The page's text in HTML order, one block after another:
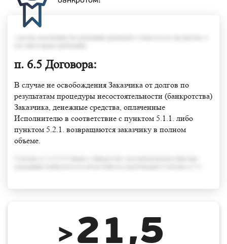
п. 6.5 Договора:
В случае не освобождения Заказчика от долгов по
результатам процедуры несостоятельности (банкротства)
Заказчика, денежные средства, оплаченные
Исполнителю в соответствие с пунктом 5.1.1. либо
пунктом 5.2.1. возвращаются заказчику в полном
объеме.
>21,5